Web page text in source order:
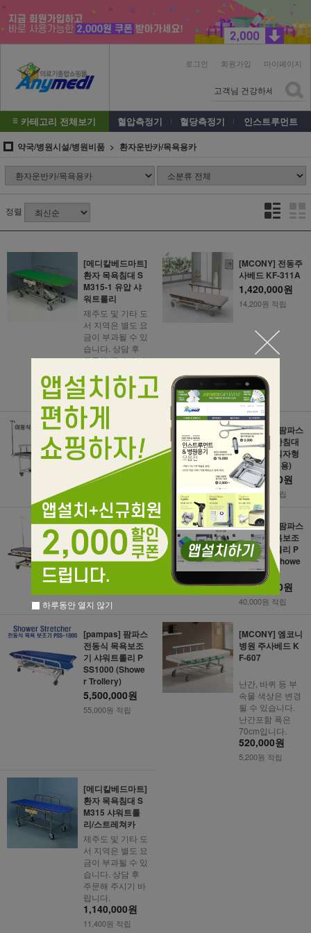
로그인 회원가입 마이페이지
카테고리 전체보기 혈압측정기 혈당측정기 인스트루먼트
약국/병원시설/병원비품 환자운반카/목욕용카
정렬
[메디칼베드마트]
환자 목욕침대 S
M315-1 유압 샤
워트롤리
제주도 및 기타 도
서 지역은 별도 요
금이 부과될 수 있
습니다. 상담 후
주문해 주시기 바
2,460,000원
24,600원 적립
[MCONY] 전동주
사베드 KF-311A
1,420,000원
14,200원 적립
[pampas] 팜파스
이동식 운반침대
MB-800
840,000원
8,400원 적립
[pampas] 팜파스
이동식 운반침대
MB-900 (의자형
과침대형겸용)
1,450,000원
14,500원 적립
[pampas] 팜파스
이동식 운반침대
MB-1000 (높낮
이 유압 조절)
1,960,000원
[pampas] 팜파스
수동식 목욕보조
기 샤워트롤리 P
SS2000 (Showe
r Trollery)
4,000,000원
40,000원 적립
[pampas] 팜파스
전동식 목욕보조
기 샤워트롤리 P
SS1000 (Showe
r Trollery)
5,500,000원
55,000원 적립
[MCONY] 엠코니
병원 주사베드 K
F-607
난간, 바퀴 등 부
속물 색상은 변경
될 수 있습니다.
난간포함 폭은
70cm입니다.
520,000원
5,200원 적립
[메디칼베드마트]
환자 목욕침대 S
M315 샤워트롤
리/스트레쳐카
제주도 및 기타 도
서 지역은 별도 요
금이 부과될 수 있
습니다. 상담 후
주문해 주시기 바
랍니다.
1,140,000원
11,400원 적립
하루동안 열지 않기